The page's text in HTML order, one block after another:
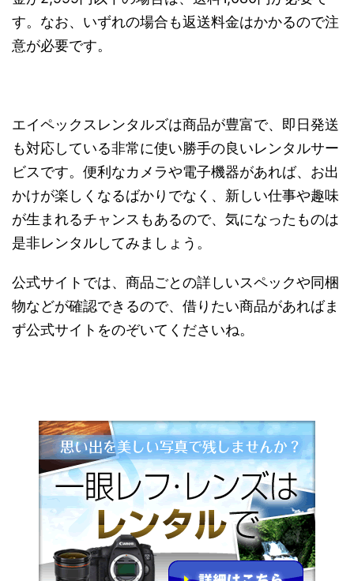
す。なお、いずれの場合も返送料金はかかるので注
意が必要です。
エイペックスレンタルズは商品が豊富で、即日発送
も対応している非常に使い勝手の良いレンタルサー
ビスです。便利なカメラや電子機器があれば、お出
かけが楽しくなるばかりでなく、新しい仕事や趣味
が生まれるチャンスもあるので、気になったものは
是非レンタルしてみましょう。
公式サイトでは、商品ごとの詳しいスペックや同梱
物などが確認できるので、借りたい商品があればま
ず公式サイトをのぞいてくださいね。